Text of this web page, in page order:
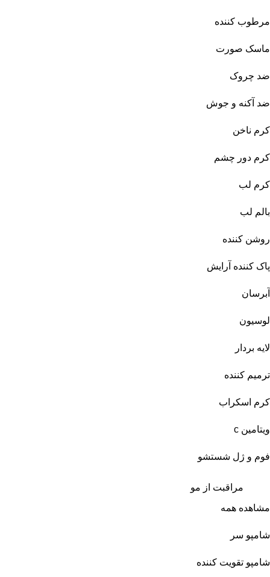
مرطوب کننده
ماسک صورت
ضد چروک
ضد آکنه و جوش
کرم ناخن
کرم دور چشم
کرم لب
بالم لب
روشن کننده
پاک کننده آرایش
آبرسان
لوسیون
لایه بردار
ترمیم کننده
کرم اسکراب
ویتامین c
فوم و ژل شستشو
مراقبت از مو
مشاهده همه
شامپو سر
شامپو تقویت کننده